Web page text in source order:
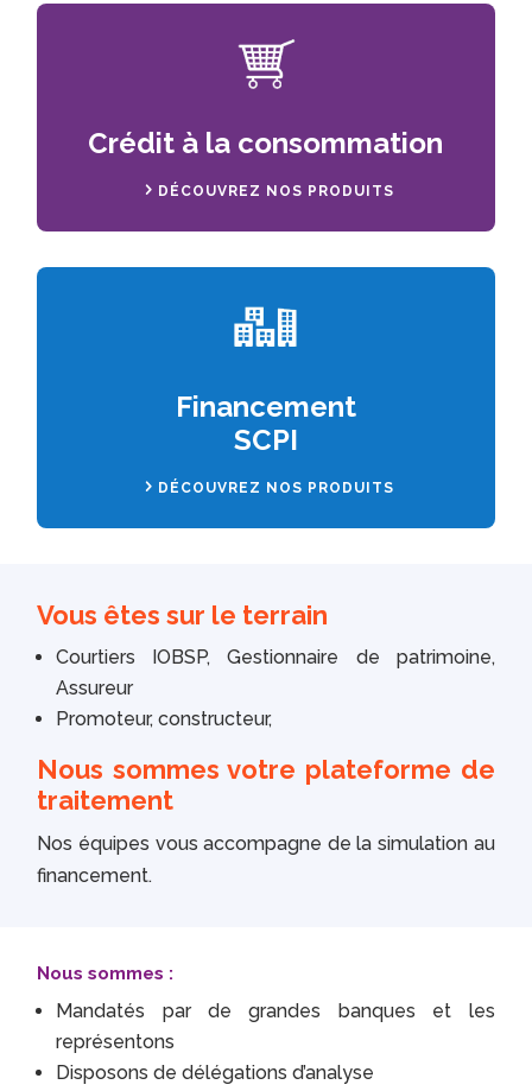
Crédit à la consommation
DÉCOUVREZ NOS PRODUITS
Financement
SCPI
DÉCOUVREZ NOS PRODUITS
Vous êtes sur le terrain
Courtiers IOBSP, Gestionnaire de patrimoine,
Assureur
Promoteur, constructeur,
Nous sommes votre plateforme de
traitement
Nos équipes vous accompagne de la simulation au
financement.
Nous sommes :
Mandatés par de grandes banques et les
représentons
Disposons de délégations d’analyse